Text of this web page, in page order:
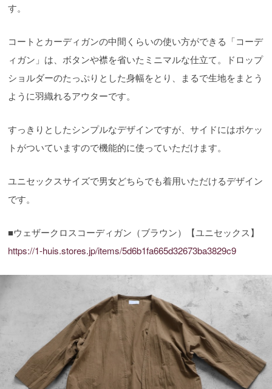
す。
コートとカーディガンの中間くらいの使い方ができる「コーデ
ィガン」は、ボタンや襟を省いたミニマルな仕立て。ドロップ
ショルダーのたっぷりとした身幅をとり、まるで生地をまとう
ように羽織れるアウターです。
すっきりとしたシンプルなデザインですが、サイドにはポケッ
トがついていますので機能的に使っていただけます。
ユニセックスサイズで男女どちらでも着用いただけるデザイン
です。
■ウェザークロスコーディガン（ブラウン）【ユニセックス】
https://1-huis.stores.jp/items/5d6b1fa665d32673ba3829c9